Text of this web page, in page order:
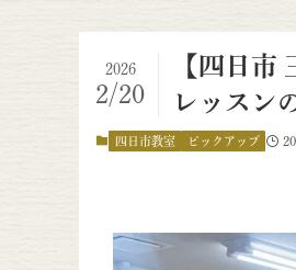
【四日市
レッスン
2026
2/20
四日市教室 ピックアップ